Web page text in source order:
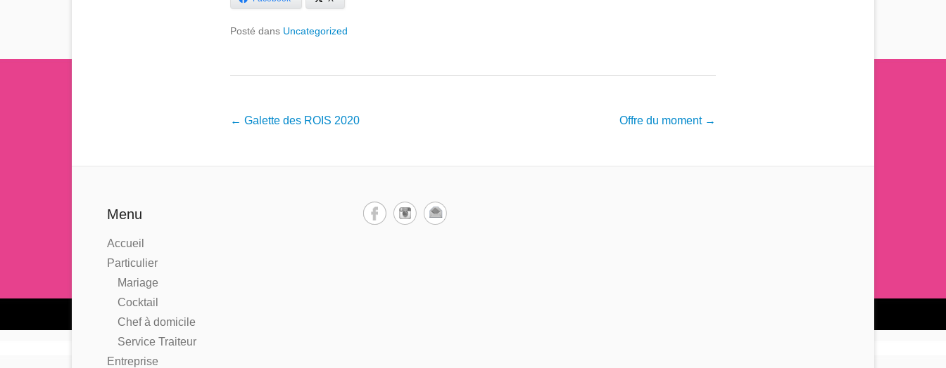
Posté dans Uncategorized
Navigation dans les articles
← Galette des ROIS 2020 Offre du moment →
Menu
Accueil
Particulier
Mariage
Cocktail
Chef à domicile
Service Traiteur
Entreprise